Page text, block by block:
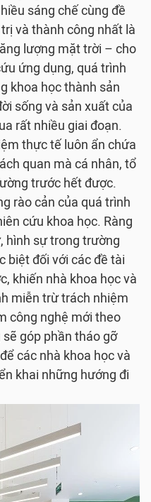
sáng chế cùng đề
và thành công nhất là
lượng mặt trời – cho
ứng dụng, quá trình
khoa học thành sản
sống và sản xuất của
rất nhiều giai đoạn.
thực tế luôn ẩn chứa
quan mà cá nhân, tổ
trước hết được.
rào cản của quá trình
cứu khoa học. Ràng
hình sự trong trường
biệt đối với các đề tài
khiến nhà khoa học và
miễn trừ trách nhiệm
công nghệ mới theo
góp phần tháo gỡ
các nhà khoa học và
khai những hướng đi